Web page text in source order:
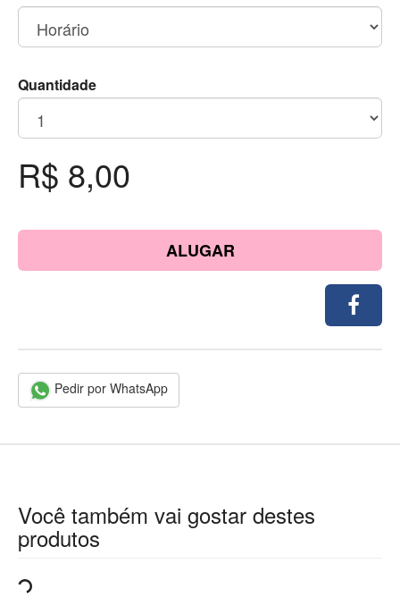
Quantidade
R$ 8,00
ALUGAR
Pedir por WhatsApp
Você também vai gostar destes
produtos